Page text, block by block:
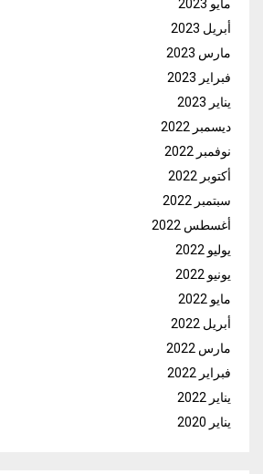
مايو 2023
أبريل 2023
مارس 2023
فبراير 2023
يناير 2023
ديسمبر 2022
نوفمبر 2022
أكتوبر 2022
سبتمبر 2022
أغسطس 2022
يوليو 2022
يونيو 2022
مايو 2022
أبريل 2022
مارس 2022
فبراير 2022
يناير 2022
يناير 2020